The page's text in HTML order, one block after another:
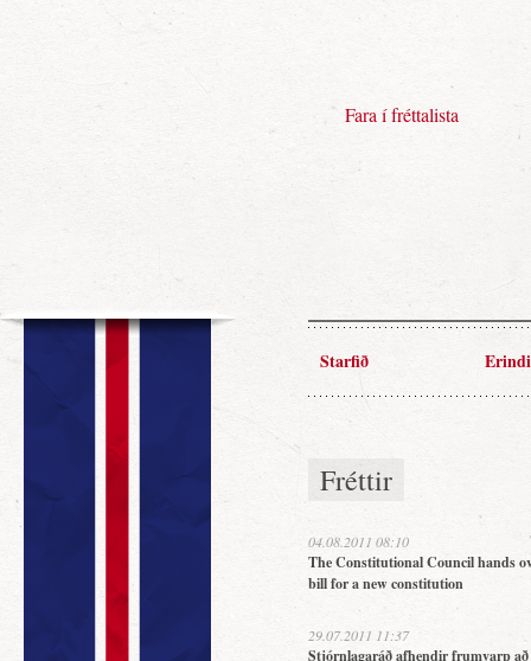
Fara í fréttalista
Starfið Erindi
Fréttir
04.08.2011 08:10
The Constitutional Council hands
bill for a new constitution
29.07.2011 11:37
Stjórnlagaráð afhendir frumvarp